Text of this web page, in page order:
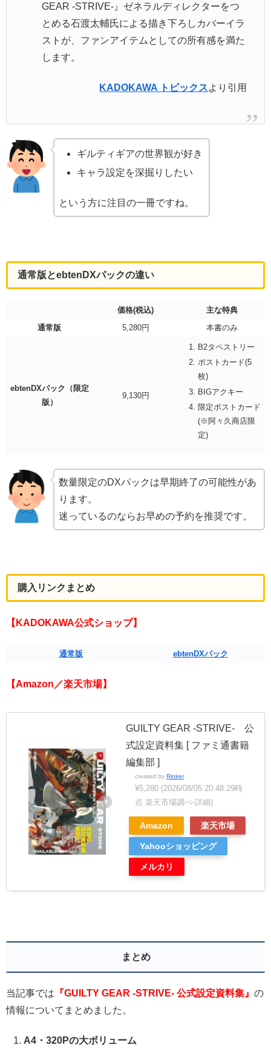
GEAR -STRIVE-』ゼネラルディレクターをつ
とめる石渡太輔氏による描き下ろしカバーイラ
ストが、ファンアイテムとしての所有感を満た
します。
KADOKAWA トピックスより引用
ギルティギアの世界観が好き
キャラ設定を深掘りしたい
という方に注目の一冊ですね。
通常版とebtenDXパックの違い
価格(税込)
主な特典
通常版
5,280円 本書のみ
ebtenDXパック（限定
版）
9,130円
B2タペストリー
ポストカード(5
枚)
BIGアクキー
限定ポストカード
(※阿々久商店限
定)
数量限定のDXパックは早期終了の可能性があ
ります。
迷っているのならお早めの予約を推奨です。
購入リンクまとめ
【KADOKAWA公式ショップ】
通常版 ebtenDXパック
【Amazon／楽天市場】
GUILTY GEAR -STRIVE- 公
式設定資料集 [ ファミ通書籍
編集部 ]
created by Rinker
¥5,280 (2026/08/05 20:48:29時
点 楽天市場調べ-詳細)
Amazon 楽天市場
Yahooショッピング
メルカリ
まとめ
当記事では 『GUILTY GEAR -STRIVE- 公式設定資料集』 の
情報についてまとめました。
A4・320Pの大ボリューム